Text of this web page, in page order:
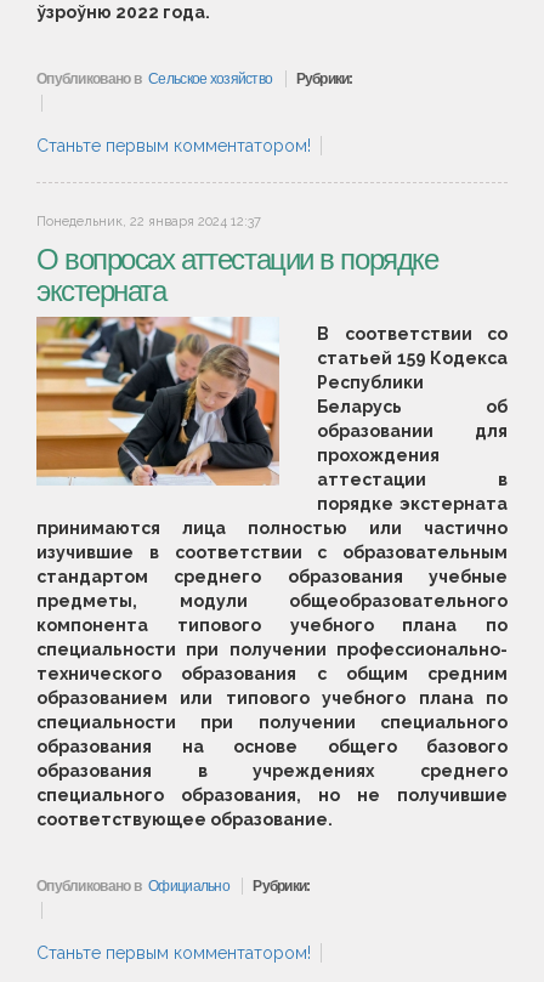
ўзроўню 2022 года.
Опубликовано в Сельское хозяйство Рубрики:
Станьте первым комментатором!
Понедельник, 22 января 2024 12:37
О вопросах аттестации в порядке
экстерната
В соответствии со
статьей 159 Кодекса
Республики
Беларусь об
образовании для
прохождения
аттестации в
порядке экстерната
принимаются лица полностью или частично
изучившие в соответствии с образовательным
стандартом среднего образования учебные
предметы, модули общеобразовательного
компонента типового учебного плана по
специальности при получении профессионально-
технического образования с общим средним
образованием или типового учебного плана по
специальности при получении специального
образования на основе общего базового
образования в учреждениях среднего
специального образования, но не получившие
соответствующее образование.
Опубликовано в Официально Рубрики:
Станьте первым комментатором!